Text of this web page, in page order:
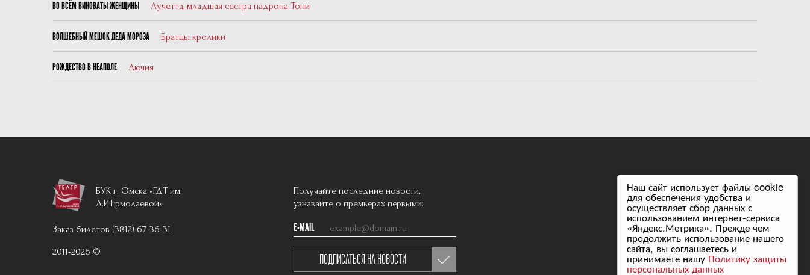
Наш сайт использует файлы cookie
для обеспечения удобства и
осуществляет сбор данных с
использованием интернет-сервиса
«Яндекс.Метрика». Прежде чем
продолжить использование нашего
сайта, вы соглашаетесь и
принимаете нашу Политику защиты
персональных данных
ВО ВСЁМ ВИНОВАТЫ ЖЕНЩИНЫ Лучетта, младшая сестра падрона Тони
ВОЛШЕБНЫЙ МЕШОК ДЕДА МОРОЗА Братцы кролики
РОЖДЕСТВО В НЕАПОЛЕ Лючия
БУК г. Омска «ГДТ им.
Л.И.Ермолаевой»
Заказ билетов (3812) 67-36-31
2011-2026 ©
Получайте последние новости,
узнавайте о премьерах первыми:
E-MAIL
ПОДПИСАТЬСЯ НА НОВОСТИ
Следите за нами в соцсетях:
Разработка сайта